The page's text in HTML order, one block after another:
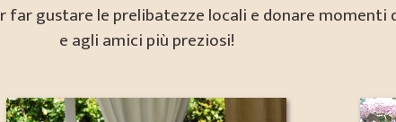
gustare le prelibatezze locali e donare momenti
e agli amici più preziosi!